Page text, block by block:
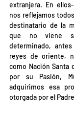
extranjera. En
nos reflejamos
destinatario de la
que no viene
determinado,
reyes de oriente,
como Nación Santa
por su Pasión,
adquirimos esa
otorgada por el